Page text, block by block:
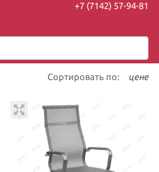
+7 (7142) 57-94-81
Сортировать по: цене